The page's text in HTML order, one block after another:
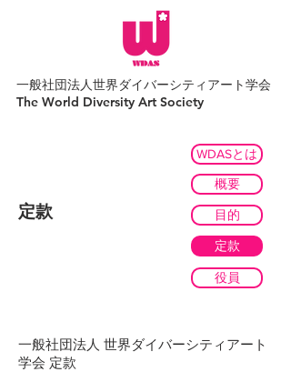
一般社団法人世界ダイバーシティアート学会
​The World Diversity Art Society
WDASとは
概要
目的
​定款
定款
役員
一般社団法人 世界ダイバーシティアート
学会 定款